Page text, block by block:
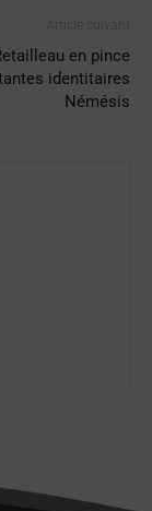
en pince
identitaires
Némésis